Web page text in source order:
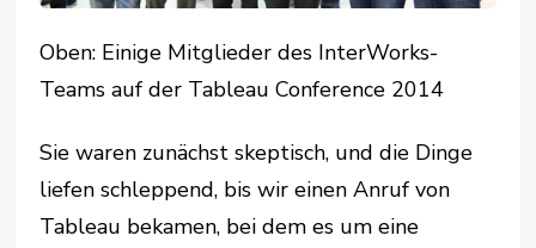
Oben: Einige Mitglieder des InterWorks-
Teams auf der Tableau Conference 2014
Sie waren zunächst skeptisch, und die Dinge
liefen schleppend, bis wir einen Anruf von
Tableau bekamen, bei dem es um eine